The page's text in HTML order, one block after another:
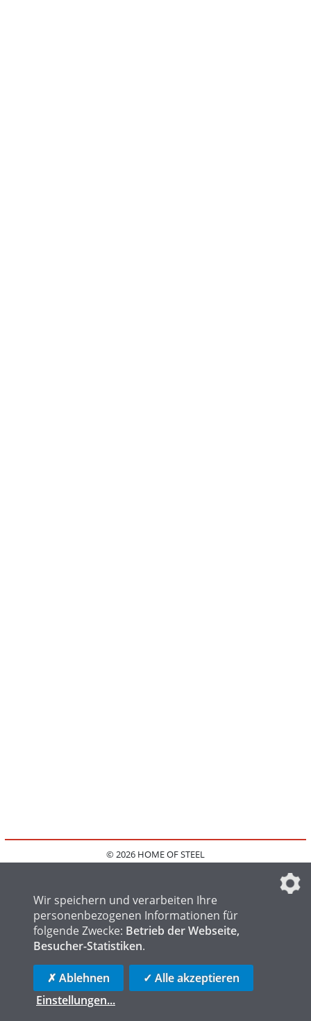
© 2026 HOME OF STEEL
IMPRESSUM
FAQ
DATENSCHUTZEINSTELLUNGEN
HOME OF LOGISTICS
Wir speichern und verarbeiten Ihre
personenbezogenen Informationen für
folgende Zwecke: Betrieb der Webseite,
Besucher-Statistiken.
✗ Ablehnen
✓ Alle akzeptieren
Einstellungen...